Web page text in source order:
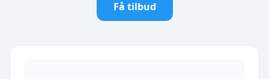
Få tilbud